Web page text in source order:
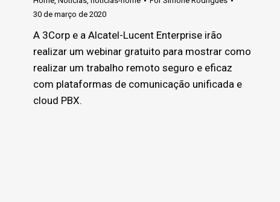
30 de março de 2020
A 3Corp e a Alcatel-Lucent Enterprise irão
realizar um webinar gratuito para mostrar como
realizar um trabalho remoto seguro e eficaz
com plataformas de comunicação unificada e
cloud PBX.